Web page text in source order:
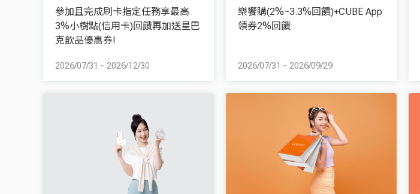
參加且完成刷卡指定任務享最高
3%小樹點(信用卡)回饋再加送星巴
克飲品優惠券!
2026/07/31 ~ 2026/12/30
樂饗購(2%~3.3%回饋)+CUBE App
領券2%回饋
2026/07/31 ~ 2026/09/29